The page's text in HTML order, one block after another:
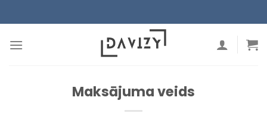
to
Maksājuma veids